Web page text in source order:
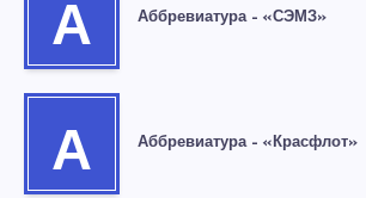
А Аббревиатура – «СЭМЗ»
А Аббревиатура – «Красфлот»